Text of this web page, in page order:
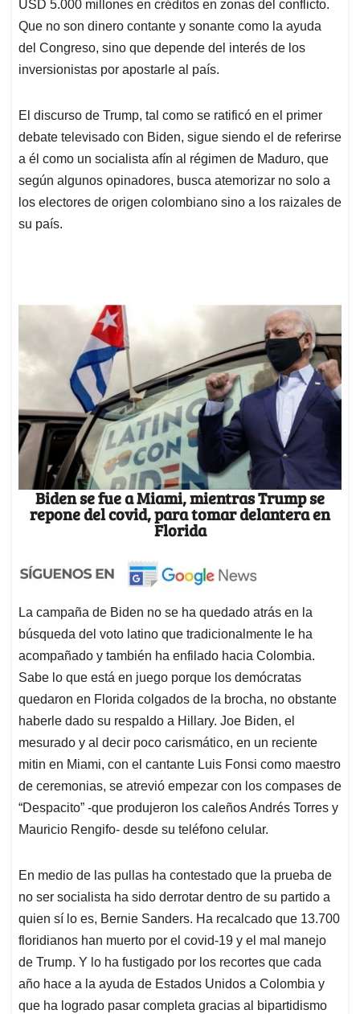
USD 5.000 millones en créditos en zonas del conflicto.
Que no son dinero contante y sonante como la ayuda
del Congreso, sino que depende del interés de los
inversionistas por apostarle al país.
El discurso de Trump, tal como se ratificó en el primer
debate televisado con Biden, sigue siendo el de referirse
a él como un socialista afín al régimen de Maduro, que
según algunos opinadores, busca atemorizar no solo a
los electores de origen colombiano sino a los raizales de
su país.
Biden se fue a Miami, mientras Trump se
repone del covid, para tomar delantera en
Florida
La campaña de Biden no se ha quedado atrás en la
búsqueda del voto latino que tradicionalmente le ha
acompañado y también ha enfilado hacia Colombia.
Sabe lo que está en juego porque los demócratas
quedaron en Florida colgados de la brocha, no obstante
haberle dado su respaldo a Hillary. Joe Biden, el
mesurado y al decir poco carismático, en un reciente
mitin en Miami, con el cantante Luis Fonsi como maestro
de ceremonias, se atrevió empezar con los compases de
“Despacito” -que produjeron los caleños Andrés Torres y
Mauricio Rengifo- desde su teléfono celular.
En medio de las pullas ha contestado que la prueba de
no ser socialista ha sido derrotar dentro de su partido a
quien sí lo es, Bernie Sanders. Ha recalcado que 13.700
floridianos han muerto por el covid-19 y el mal manejo
de Trump. Y lo ha fustigado por los recortes que cada
año hace a la ayuda de Estados Unidos a Colombia y
que ha logrado pasar completa gracias al bipartidismo